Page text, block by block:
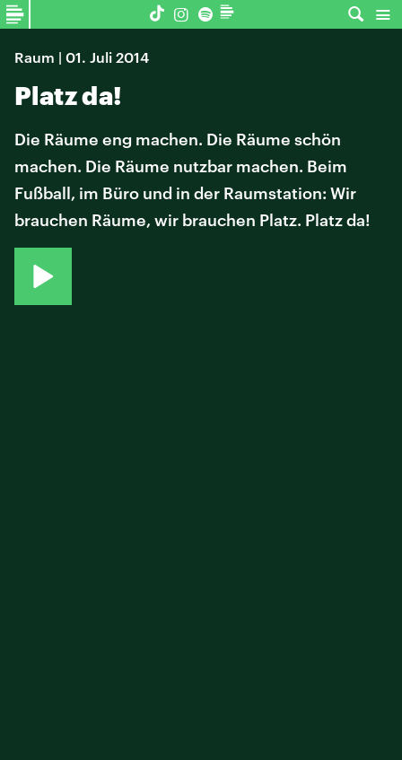
Raum | 01. Juli 2014
Platz da!
Die Räume eng machen. Die Räume schön
machen. Die Räume nutzbar machen. Beim
Fußball, im Büro und in der Raumstation: Wir
brauchen Räume, wir brauchen Platz. Platz da!